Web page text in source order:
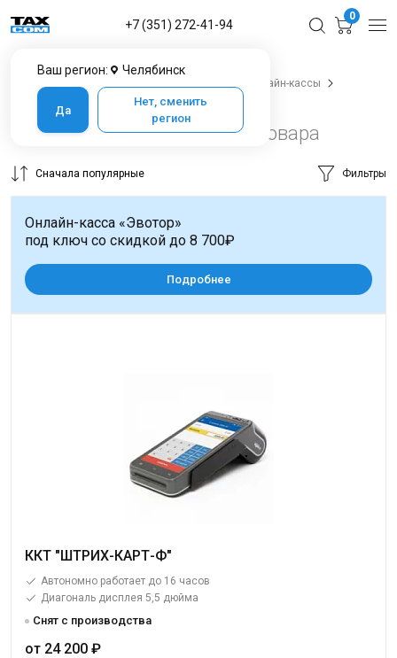
Ваш регион: Челябинск
Да
Нет, сменить
регион
+7 (351) 272-41-94
0
Онлайн-кассы
Смарт-терминалы
Смарт-терминалы Штрих-М
Штрих-М в Челябинске 2 товара
Сначала популярные Фильтры
ККТ "ШТРИХ-КАРТ-Ф"
Автономно работает до 16 часов
Диагональ дисплея 5,5 дюйма
Снят с производства
от 24 200 ₽
Онлайн-касса «Эвотор»
под ключ со скидкой до 8 700₽
Подробнее